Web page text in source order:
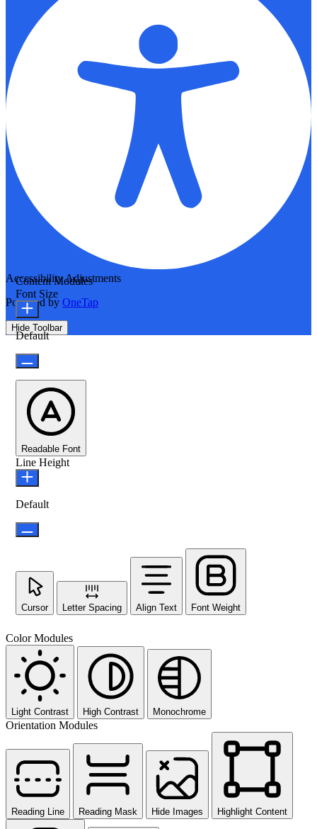
Accessibility Adjustments
Powered by OneTap
Hide Toolbar
Content Modules
Font Size
Default
Readable Font
Line Height
Default
Cursor Letter Spacing Align Text Font Weight
Color Modules
Light Contrast High Contrast Monochrome
Orientation Modules
Reading Line Reading Mask Hide Images Highlight Content